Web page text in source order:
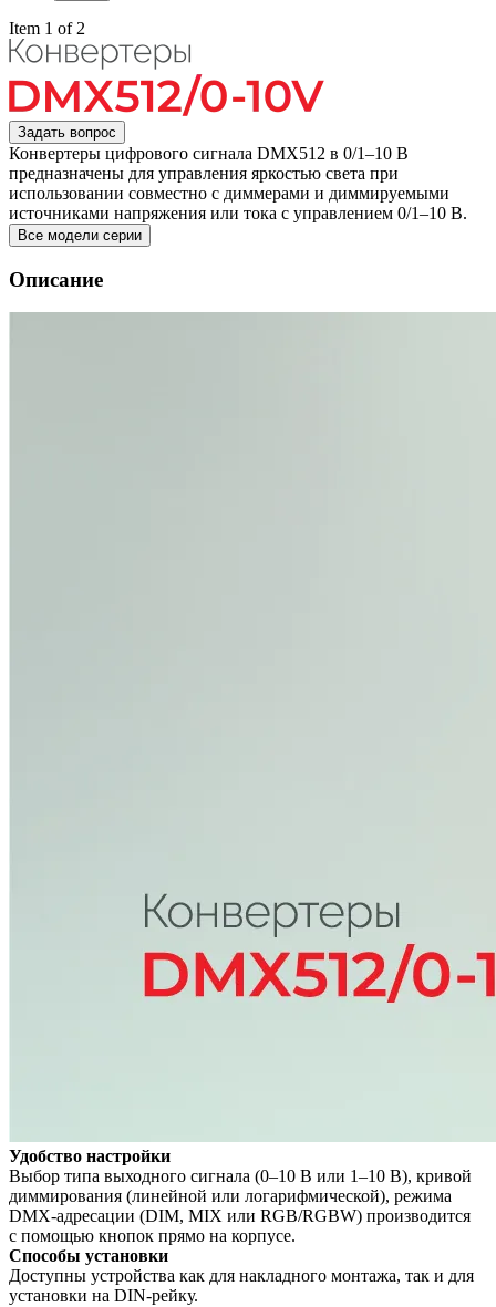
Item 1 of 2
Задать вопрос
Конвертеры цифрового сигнала DMX512 в 0/1–10 В
предназначены для управления яркостью света при
использовании совместно с диммерами и диммируемыми
источниками напряжения или тока с управлением 0/1–10 В.
Все модели серии
Описание
Удобство настройки
Выбор типа выходного сигнала (0–10 В или 1–10 В), кривой
диммирования (линейной или логарифмической), режима
DMX-адресации (DIM, MIX или RGB/RGBW) производится
с помощью кнопок прямо на корпусе.
Способы установки
Доступны устройства как для накладного монтажа, так и для
установки на DIN-рейку.